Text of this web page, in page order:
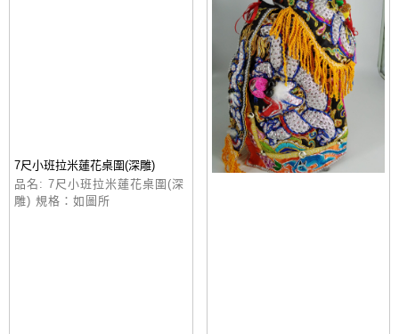
7尺小班拉米蓮花桌圍(深雕)
品名: 7尺小班拉米蓮花桌圍(深
雕) 規格：如圖所